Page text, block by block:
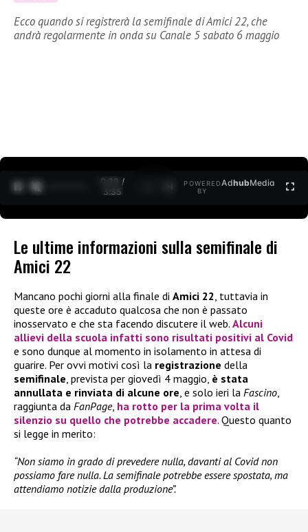
Ecco quando si registrerà la semifinale di Amici 22, che
andrà regolarmente in onda su Canale 5 sabato 6 maggio
0:30 /
3:35
POWERED
BY
AdhubMedia
Le ultime informazioni sulla semifinale di
Amici 22
Mancano pochi giorni alla finale di Amici 22, tuttavia in
queste ore è accaduto qualcosa che non è passato
inosservato e che sta facendo discutere il web. Alcuni
allievi della scuola infatti sono risultati positivi al Covid
e sono dunque al momento in isolamento in attesa di
guarire. Per ovvi motivi così la registrazione della
semifinale, prevista per giovedì 4 maggio, è stata
annullata e rinviata di alcune ore, e solo ieri la Fascino,
raggiunta da FanPage, ha rotto per la prima volta il
silenzio su quello che potrebbe accadere. Questo quanto
si legge in merito:
“Non siamo in grado di prevedere nulla, davanti al Covid non
possiamo fare nulla. La semifinale potrebbe essere spostata, ma
attendiamo notizie dalla produzione”.